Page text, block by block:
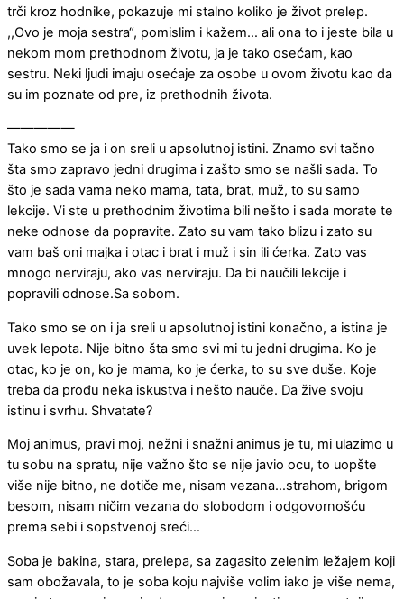
trči kroz hodnike, pokazuje mi stalno koliko je život prelep.
,,Ovo je moja sestra“, pomislim i kažem… ali ona to i jeste bila u
nekom mom prethodnom životu, ja je tako osećam, kao
sestru. Neki ljudi imaju osećaje za osobe u ovom životu kao da
su im poznate od pre, iz prethodnih života.
—————
Tako smo se ja i on sreli u apsolutnoj istini. Znamo svi tačno
šta smo zapravo jedni drugima i zašto smo se našli sada. To
što je sada vama neko mama, tata, brat, muž, to su samo
lekcije. Vi ste u prethodnim životima bili nešto i sada morate te
neke odnose da popravite. Zato su vam tako blizu i zato su
vam baš oni majka i otac i brat i muž i sin ili ćerka. Zato vas
mnogo nerviraju, ako vas nerviraju. Da bi naučili lekcije i
popravili odnose.Sa sobom.
Tako smo se on i ja sreli u apsolutnoj istini konačno, a istina je
uvek lepota. Nije bitno šta smo svi mi tu jedni drugima. Ko je
otac, ko je on, ko je mama, ko je ćerka, to su sve duše. Koje
treba da prođu neka iskustva i nešto nauče. Da žive svoju
istinu i svrhu. Shvatate?
Moj animus, pravi moj, nežni i snažni animus je tu, mi ulazimo u
tu sobu na spratu, nije važno što se nije javio ocu, to uopšte
više nije bitno, ne dotiče me, nisam vezana…strahom, brigom
besom, nisam ničim vezana do slobodom i odgovornošću
prema sebi i sopstvenoj sreći…
Soba je bakina, stara, prelepa, sa zagasito zelenim ležajem koji
sam obožavala, to je soba koju najviše volim iako je više nema,